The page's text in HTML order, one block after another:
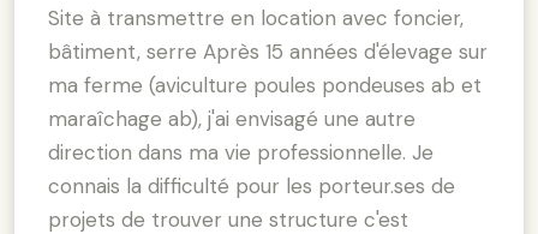
Site à transmettre en location avec foncier,
bâtiment, serre Après 15 années d'élevage sur
ma ferme (aviculture poules pondeuses ab et
maraîchage ab), j'ai envisagé une autre
direction dans ma vie professionnelle. Je
connais la difficulté pour les porteur.ses de
projets de trouver une structure c'est